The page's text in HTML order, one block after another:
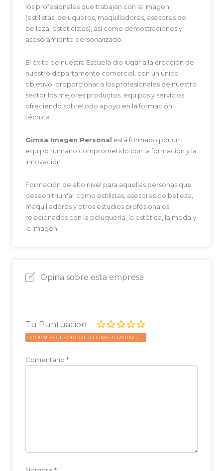
los profesionales que trabajan con la imagen
(estilistas, peluqueros, maquilladores, asesores de
belleza, esteticistas), así como demostraciones y
asesoramiento personalizado.
El éxito de nuestra Escuela dio lugar a la creación de
nuestro departamento comercial, con un único
objetivo: proporcionar a los profesionales de nuestro
sector los mejores productos, equipos y servicios,
ofreciendo sobretodo apoyo en la formación
técnica.
Gimsa Imagen Personal está formado por un
equipo humano comprometido con la formación y la
innovación.
Formación de alto nivel para aquellas personas que
deseen triunfar como estilistas, asesores de belleza,
maquilladores y otros estudios profesionales
relacionados con la peluquería, la estética, la moda y
la imagen.
Opina sobre esta empresa
Tu Puntuación
OOPS! YOU FORGOT TO GIVE A RATING.
Comentario *